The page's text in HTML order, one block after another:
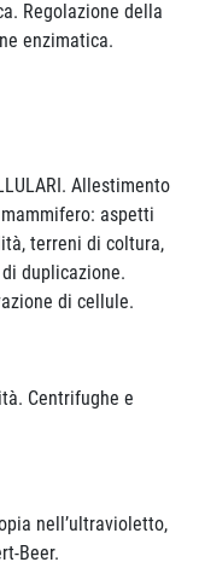
Regolazione della
enzimatica.
Allestimento
aspetti
terreni di coltura,
duplicazione.
di cellule.
Centrifughe e
nell’ultravioletto,
Beer.